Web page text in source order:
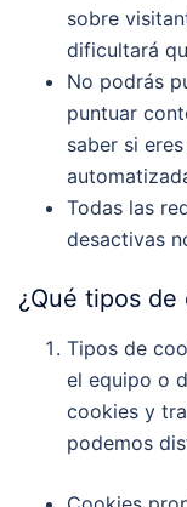
sobre
dificultará
No podrás
puntuar
saber si
Todas las
desactivas
¿Qué tipos de
Tipos de
el equipo o
cookies y
podemos